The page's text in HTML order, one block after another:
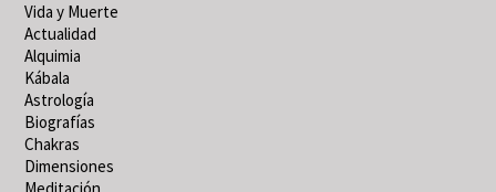
Vida y Muerte
Actualidad
Alquimia
Kábala
Astrología
Biografías
Chakras
Dimensiones